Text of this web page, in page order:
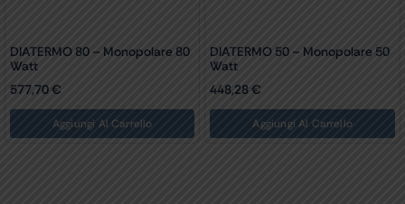
DIATERMO 80 – Monopolare 80
Watt
577,70€
Aggiungi Al Carrello
DIATERMO 50 – Monopolare 50
Watt
448,28€
Aggiungi Al Carrello